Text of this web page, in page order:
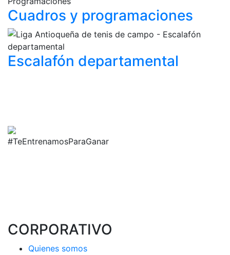
Cuadros y programaciones
Escalafón departamental
#TeEntrenamosParaGanar
CORPORATIVO
Quienes somos